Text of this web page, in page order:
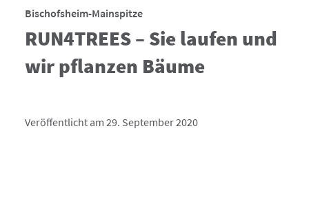
Bischofsheim-Mainspitze
RUN4TREES – Sie laufen und
wir pflanzen Bäume
Veröffentlicht am 29. September 2020